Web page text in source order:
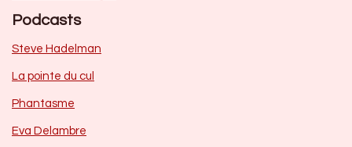
Podcasts
Steve Hadelman
La pointe du cul
Phantasme
Eva Delambre